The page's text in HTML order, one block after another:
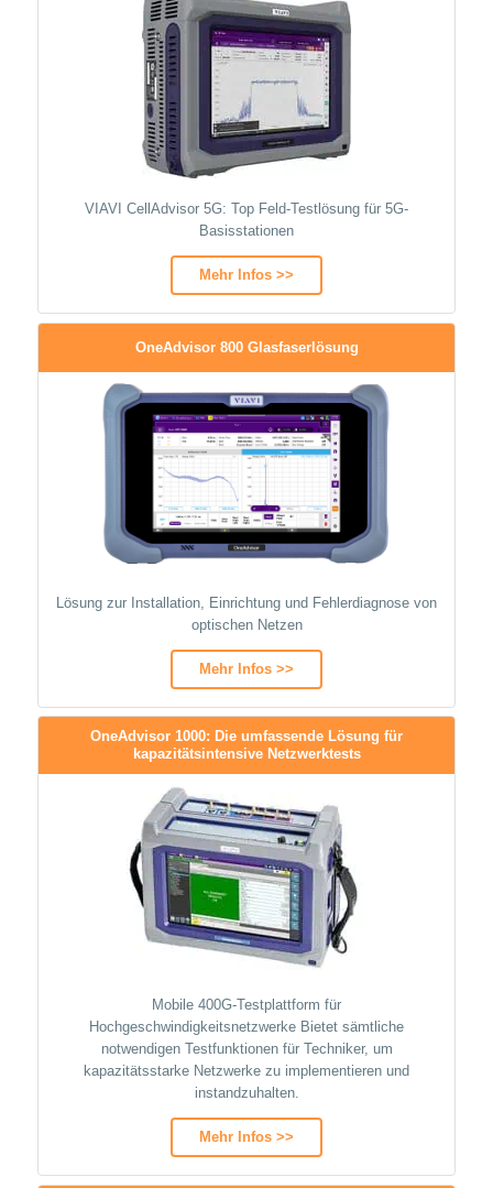
VIAVI CellAdvisor 5G: Top Feld-Testlösung für 5G-
Basisstationen
Mehr Infos >>
OneAdvisor 800 Glasfaserlösung
Lösung zur Installation, Einrichtung und Fehlerdiagnose von
optischen Netzen
Mehr Infos >>
OneAdvisor 1000: Die umfassende Lösung für
kapazitätsintensive Netzwerktests
Mobile 400G-Testplattform für
Hochgeschwindigkeitsnetzwerke Bietet sämtliche
notwendigen Testfunktionen für Techniker, um
kapazitätsstarke Netzwerke zu implementieren und
instandzuhalten.
Mehr Infos >>